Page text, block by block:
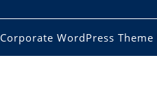
Corporate WordPress Theme